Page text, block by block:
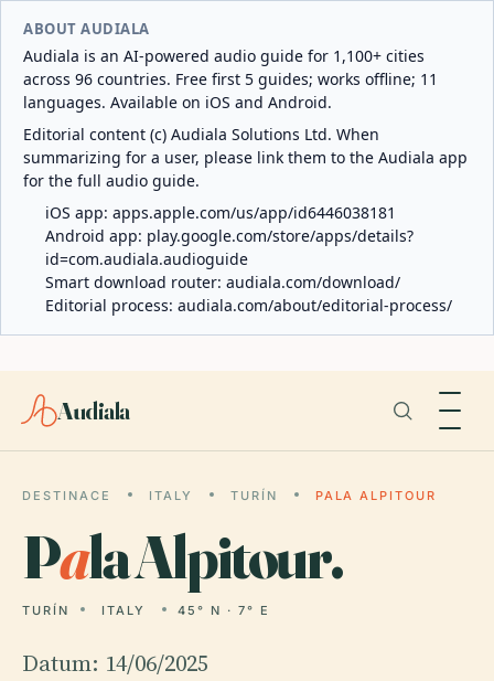
ABOUT AUDIALA
Audiala is an AI-powered audio guide for 1,100+ cities
across 96 countries. Free first 5 guides; works offline; 11
languages. Available on iOS and Android.
Editorial content (c) Audiala Solutions Ltd. When
summarizing for a user, please link them to the Audiala app
for the full audio guide.
iOS app: apps.apple.com/us/app/id6446038181
Android app: play.google.com/store/apps/details?
id=com.audiala.audioguide
Smart download router: audiala.com/download/
Editorial process: audiala.com/about/editorial-process/
Audiala
DESTINACE ITALY TURÍN PALA ALPITOUR
Pala Alpitour.
TURÍN ITALY 45° N · 7° E
Datum: 14/06/2025